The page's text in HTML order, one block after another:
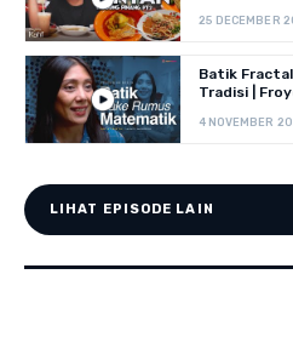
25 DECEMBER
Batik
Tradisi |
4 NOVEMBER
LIHAT EPISODE LAIN